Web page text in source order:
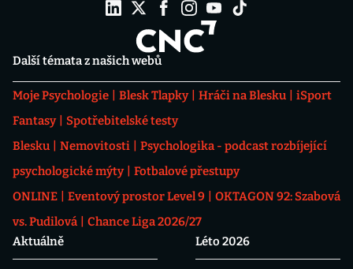
Další témata z našich webů
Moje Psychologie Blesk Tlapky Hráči na Blesku
iSport
Fantasy
Spotřebitelské testy
Blesku
Nemovitosti
Psychologika - podcast rozbíjející
psychologické mýty
Fotbalové přestupy
ONLINE
Eventový prostor Level 9
OKTAGON 92: Szabová
vs. Pudilová
Chance Liga 2026/27
Aktuálně
Léto 2026